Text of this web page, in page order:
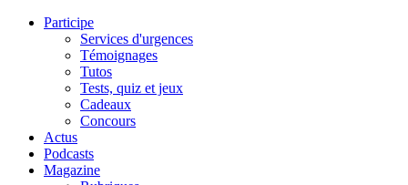
Participe
Services d'urgences
Témoignages
Tutos
Tests, quiz et jeux
Cadeaux
Concours
Actus
Podcasts
Magazine